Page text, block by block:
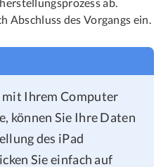
Abschluss des Vorgangs ein.
Ihrem Computer
können Sie Ihre Daten
des iPad
Sie einfach auf